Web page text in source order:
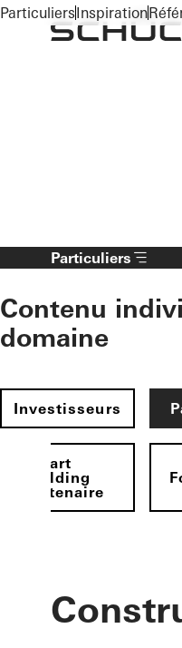
To the main content
Particuliers
Contenu
domaine
Investisseurs
Smart
Building
Partenaire
ParticuliersInspiration